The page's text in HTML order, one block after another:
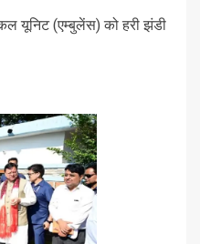
यूनिट (एम्बुलेंस) को हरी झंडी